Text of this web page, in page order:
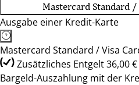
Mastercard Standard /
Ausgabe einer Kredit-Karte
Mastercard Standard / Visa
Zusätzliches Entgelt 36,00
Bargeld-Auszahlung mit der